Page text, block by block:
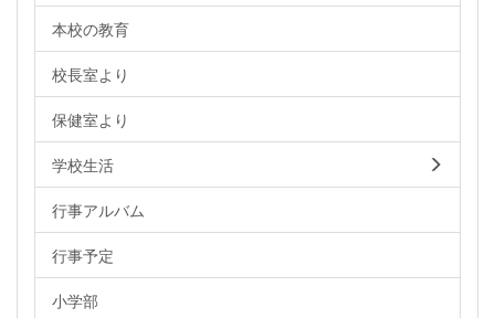
本校の教育
校長室より
保健室より
学校生活
行事アルバム
行事予定
小学部